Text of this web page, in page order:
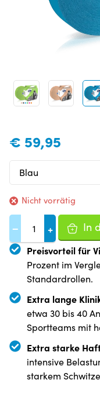
€ 59,95
Nicht vorrätig
− + In
Preisvorteil für
Prozent im
Standardrollen.
Extra lange
etwa 30 bis 40
Sportteams mit
Extra starke
intensive
starkem